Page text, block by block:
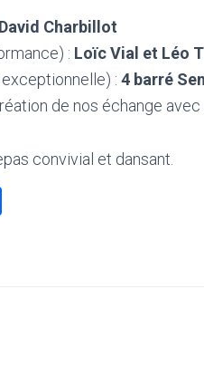
David Charbillot
: Loïc Vial et Léo
: 4 barré
de nos échange avec
convivial et dansant.